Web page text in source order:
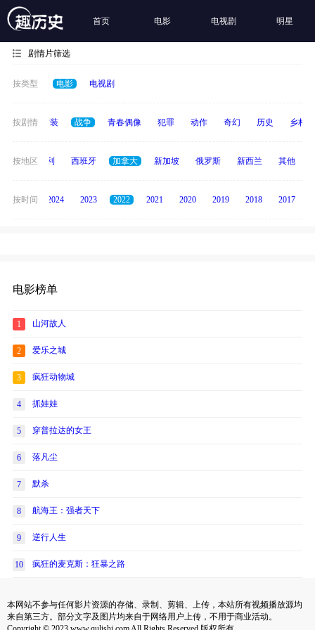
首页 电影 电视剧 明星
剧情片筛选
按类型 电影 电视剧
按剧情
惊悚 古装 战争 青春偶像 犯罪 动作 奇幻 历史 乡村
按地区
度 意大利 西班牙 加拿大 新加坡 俄罗斯 新西兰 其他
按时间
2025 2024 2023 2022 2021 2020 2019 2018 2017
电影榜单
1 山河故人
2 爱乐之城
3 疯狂动物城
4 抓娃娃
5 穿普拉达的女王
6 落凡尘
7 默杀
8 航海王：强者天下
9 逆行人生
10 疯狂的麦克斯：狂暴之路
本网站不参与任何影片资源的存储、录制、剪辑、上传，本站所有视频播放源均
来自第三方。部分文字及图片均来自于网络用户上传，不用于商业活动。